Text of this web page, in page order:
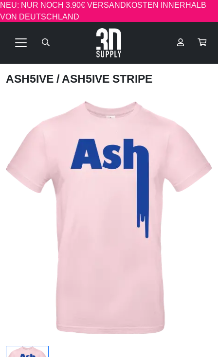
NEU: NUR NOCH 3.90€ VERSANDKOSTEN INNERHALB
VON DEUTSCHLAND
ASH5IVE / ASH5IVE STRIPE